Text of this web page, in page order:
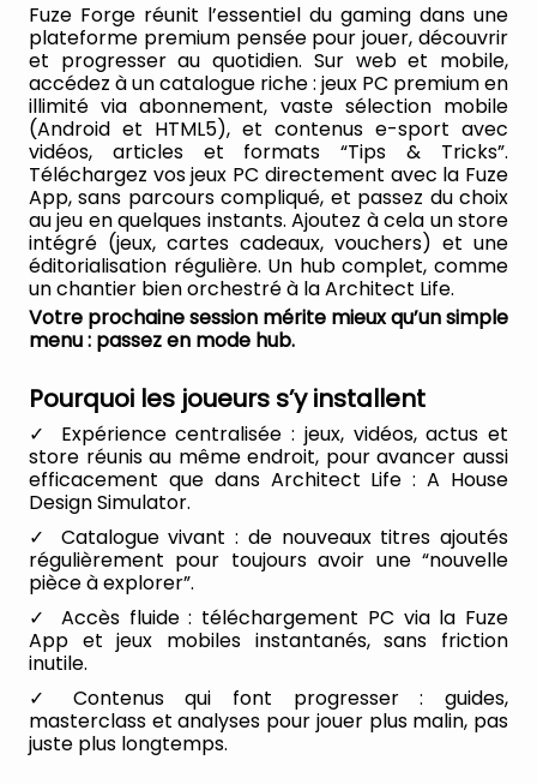
Fuze Forge réunit l’essentiel du gaming dans une
plateforme premium pensée pour jouer, découvrir
et progresser au quotidien. Sur web et mobile,
accédez à un catalogue riche : jeux PC premium en
illimité via abonnement, vaste sélection mobile
(Android et HTML5), et contenus e-sport avec
vidéos, articles et formats “Tips & Tricks”.
Téléchargez vos jeux PC directement avec la Fuze
App, sans parcours compliqué, et passez du choix
au jeu en quelques instants. Ajoutez à cela un store
intégré (jeux, cartes cadeaux, vouchers) et une
éditorialisation régulière. Un hub complet, comme
un chantier bien orchestré à la Architect Life.
Votre prochaine session mérite mieux qu’un simple
menu : passez en mode hub.
Pourquoi les joueurs s’y installent
Expérience centralisée : jeux, vidéos, actus et
store réunis au même endroit, pour avancer aussi
efficacement que dans Architect Life : A House
Design Simulator.
Catalogue vivant : de nouveaux titres ajoutés
régulièrement pour toujours avoir une “nouvelle
pièce à explorer”.
Accès fluide: téléchargement PC via la Fuze
App et jeux mobiles instantanés, sans friction
inutile.
Contenus qui font progresser: guides,
masterclass et analyses pour jouer plus malin, pas
juste plus longtemps.